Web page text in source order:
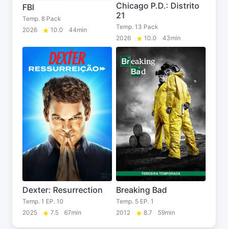
FBI
Temp. 8 Pack
2026
10.0 44min
Chicago P.D.: Distrito
21
Temp. 13 Pack
2026
10.0 43min
Dexter: Resurrection
Temp. 1 EP. 10
2025
7.5 67min
Breaking Bad
Temp. 5 EP. 1
2012
8.7 59min